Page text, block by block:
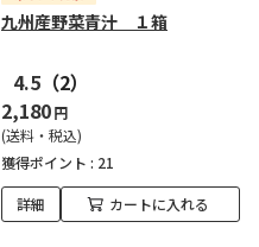
九州産野菜青汁 １箱
4.5 （2）
2,180円
(送料・税込)
獲得ポイント : 21
詳細 カートに入れる